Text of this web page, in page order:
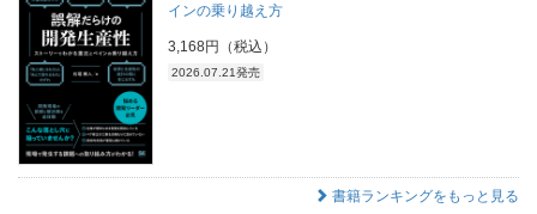
インの乗り越え方
3,168円（税込）
2026.07.21発売
書籍ランキングをもっと見る